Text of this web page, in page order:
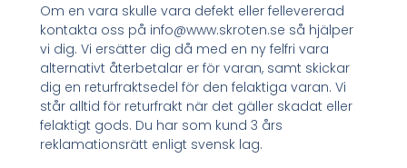
Om en vara skulle vara defekt eller fellevererad
kontakta oss på info@www.skroten.se så hjälper
vi dig. Vi ersätter dig då med en ny felfri vara
alternativt återbetalar er för varan, samt skickar
dig en returfraktsedel för den felaktiga varan. Vi
står alltid för returfrakt när det gäller skadat eller
felaktigt gods. Du har som kund 3 års
reklamationsrätt enligt svensk lag.